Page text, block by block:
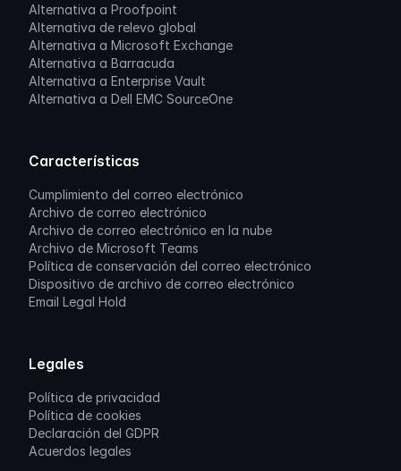
Alternativa a Proofpoint
Alternativa de relevo global
Alternativa a Microsoft Exchange
Alternativa a Barracuda
Alternativa a Enterprise Vault
Alternativa a Dell EMC SourceOne
Características
Cumplimiento del correo electrónico
Archivo de correo electrónico
Archivo de correo electrónico en la nube
Archivo de Microsoft Teams
Política de conservación del correo electrónico
Dispositivo de archivo de correo electrónico
Email Legal Hold
Legales
Política de privacidad
Política de cookies
Declaración del GDPR
Acuerdos legales